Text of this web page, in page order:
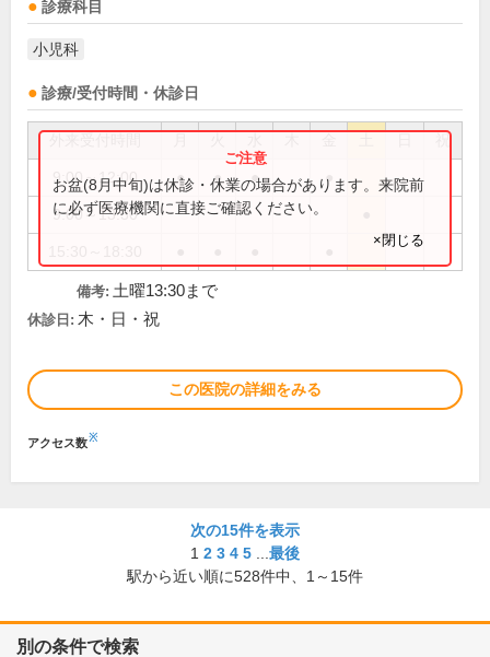
診療科目
小児科
診療/受付時間・休診日
祝
9:00～12:00 ● ● ● ●
9:00～13:30
お盆(8月中旬)は休診・休業の場合があります。来院前
に必ず医療機関に直接ご確認ください。
×閉じる
備考: 土曜13:30まで
休診日: 木・日・祝
この医院の詳細をみる
アクセス数※
次の15件を表示
1 2 3 4 5
最後
駅から近い順に528件中、 1～15件
別の条件で検索